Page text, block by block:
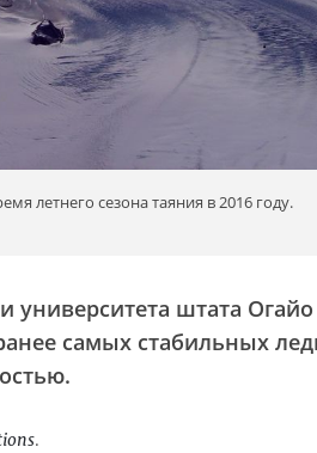
летнего сезона таяния в 2016 году.
университета штата Огайо
самых стабильных
.